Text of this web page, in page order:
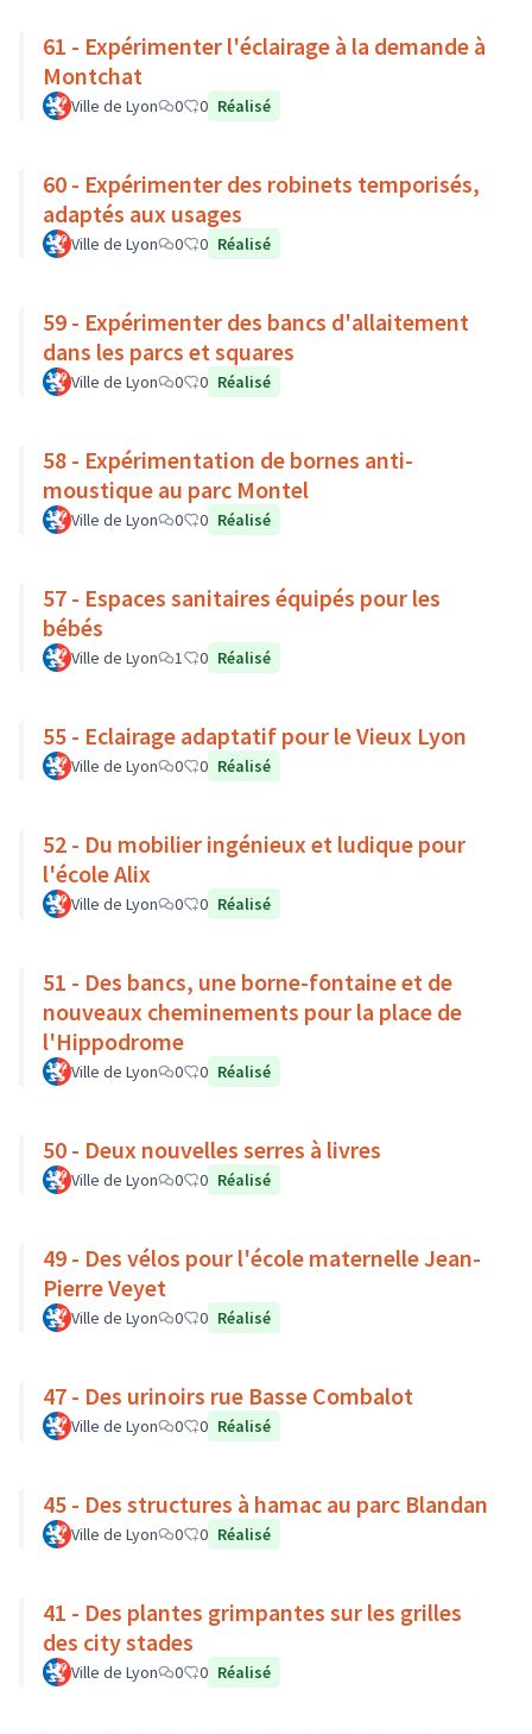
61 - Expérimenter l'éclairage à la demande à
Montchat
Ville de Lyon 0 0 Réalisé
60 - Expérimenter des robinets temporisés,
adaptés aux usages
Ville de Lyon 0 0 Réalisé
59 - Expérimenter des bancs d'allaitement
dans les parcs et squares
Ville de Lyon 0 0 Réalisé
58 - Expérimentation de bornes anti-
moustique au parc Montel
Ville de Lyon 0 0 Réalisé
57 - Espaces sanitaires équipés pour les
bébés
Ville de Lyon 1 0 Réalisé
55 - Eclairage adaptatif pour le Vieux Lyon
Ville de Lyon 0 0 Réalisé
52 - Du mobilier ingénieux et ludique pour
l'école Alix
Ville de Lyon 0 0 Réalisé
51 - Des bancs, une borne-fontaine et de
nouveaux cheminements pour la place de
l'Hippodrome
Ville de Lyon 0 0 Réalisé
50 - Deux nouvelles serres à livres
Ville de Lyon 0 0 Réalisé
49 - Des vélos pour l'école maternelle Jean-
Pierre Veyet
Ville de Lyon 0 0 Réalisé
47 - Des urinoirs rue Basse Combalot
Ville de Lyon 0 0 Réalisé
45 - Des structures à hamac au parc Blandan
Ville de Lyon 0 0 Réalisé
41 - Des plantes grimpantes sur les grilles
des city stades
Ville de Lyon 0 0 Réalisé